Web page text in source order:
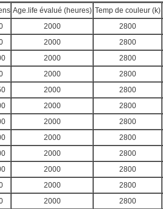
Age.life évalué (heures) Temp de couleur (k)
2000 2800
2000 2800
2000 2800
2000 2800
2000 2800
2000 2800
2000 2800
2000 2800
2000 2800
2000 2800
2000 2800
2000 2800